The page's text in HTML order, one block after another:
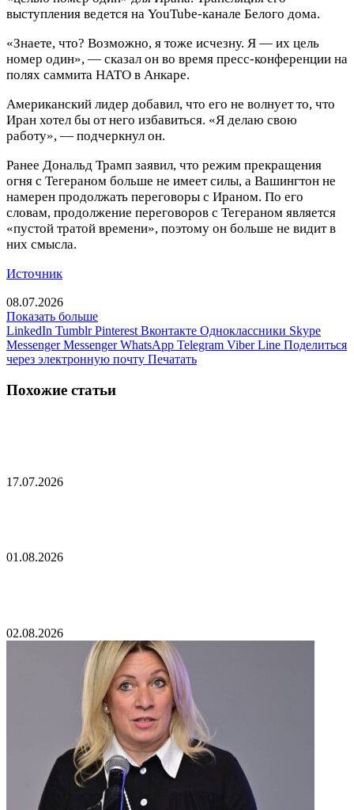
выступления ведется на YouTube-канале Белого дома.
«Знаете, что? Возможно, я тоже исчезну. Я — их цель
номер один», — сказал он во время пресс-конференции на
полях саммита НАТО в Анкаре.
Американский лидер добавил, что его не волнует то, что
Иран хотел бы от него избавиться. «Я делаю свою
работу», — подчеркнул он.
Ранее Дональд Трамп заявил, что режим прекращения
огня с Тегераном больше не имеет силы, а Вашингтон не
намерен продолжать переговоры с Ираном. По его
словам, продолжение переговоров с Тегераном является
«пустой тратой времени», поэтому он больше не видит в
них смысла.
Источник
08.07.2026
Показать больше
LinkedIn Tumblr Pinterest Вконтакте Одноклассники Skype
Messenger Messenger WhatsApp Telegram Viber Line Поделиться
через электронную почту Печатать
Похожие статьи
17.07.2026
01.08.2026
02.08.2026